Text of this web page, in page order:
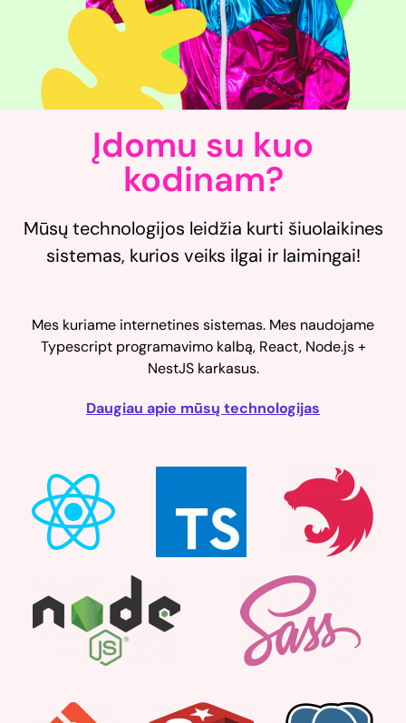
Įdomu su kuo
kodinam?
Mūsų technologijos leidžia kurti šiuolaikines
sistemas, kurios veiks ilgai ir laimingai!
Mes kuriame internetines sistemas. Mes naudojame
Typescript programavimo kalbą, React, Node.js +
NestJS karkasus.
Daugiau apie mūsų technologijas